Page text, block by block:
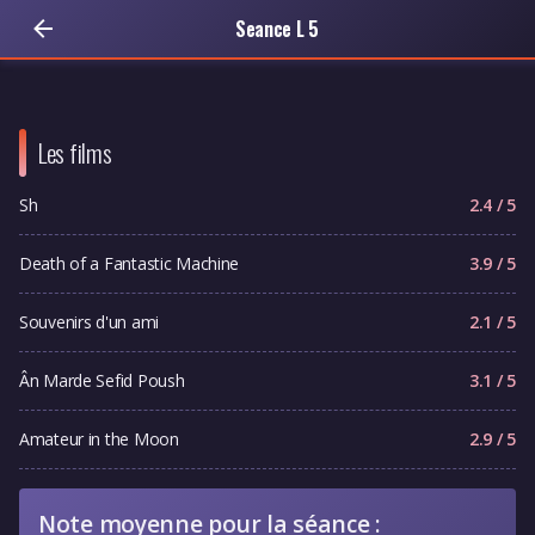
Seance L 5
Les films
Sh 2.4 / 5
Death of a Fantastic Machine 3.9 / 5
Souvenirs d'un ami 2.1 / 5
Ân Marde Sefid Poush 3.1 / 5
Amateur in the Moon 2.9 / 5
Note moyenne pour la séance :